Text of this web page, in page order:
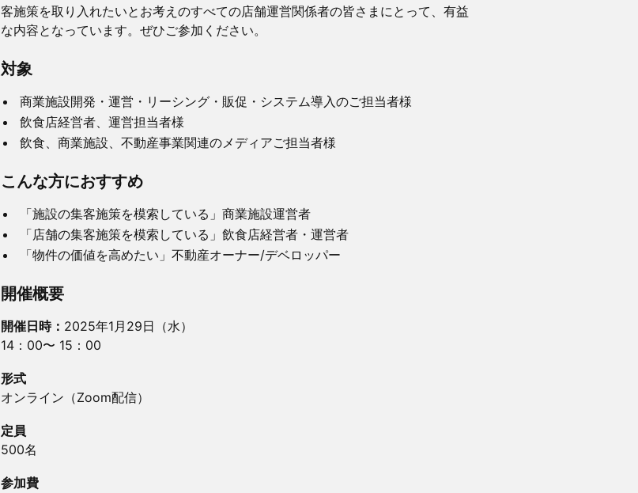
客施策を取り入れたいとお考えのすべての店舗運営関係者の皆さまにとって、有益
な内容となっています。ぜひご参加ください。
​​​対象
​​​商業施設開発・運営・リーシング・販促・システム導入のご担当者様
​飲食店経営者、運営担当者様
​​飲食、​商業施設、不動産事業関連のメディアご担当者様
​​​こんな方におすすめ
​​「施設の集客施策を模索している」商業施設運営者
​​「店舗の集客施策を模索している」飲食店経営者・運営者
​​「物件の価値を高めたい」​不動産オーナー/デベロッパー
​​​​開催概要
開催日時： 2025年1月29日（水）
14：00〜 15：00
形式
オンライン（Zoom配信）
定員
500名
参加費